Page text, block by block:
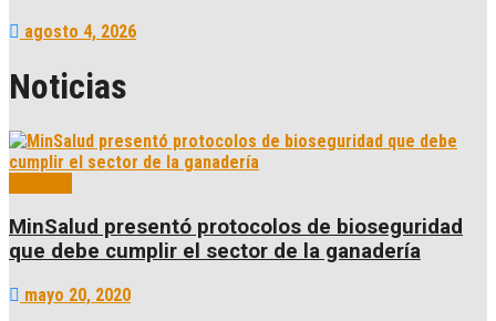
agosto 4, 2026
Noticias
MinSalud presentó protocolos de bioseguridad
que debe cumplir el sector de la ganadería
mayo 20, 2020